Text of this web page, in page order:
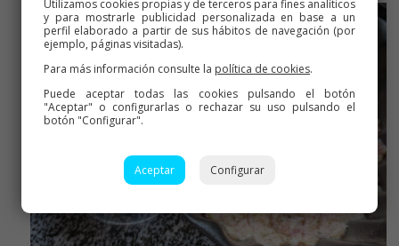
Utilizamos cookies propias y de terceros para fines analíticos
y para mostrarle publicidad personalizada en base a un
perfil elaborado a partir de sus hábitos de navegación (por
ejemplo, páginas visitadas).
Para más información consulte la política de cookies.
Puede aceptar todas las cookies pulsando el botón
"Aceptar" o configurarlas o rechazar su uso pulsando el
botón "Configurar".
Aceptar Configurar